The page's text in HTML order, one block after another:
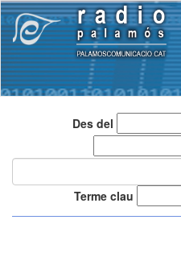
Des del
Terme clau